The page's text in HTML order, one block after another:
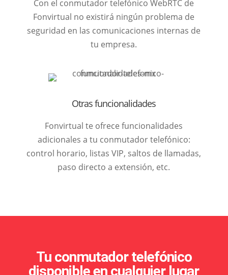
Con el conmutador telefónico WebRTC de
Fonvirtual no existirá ningún problema de
seguridad en las comunicaciones internas de
tu empresa.
Otras funcionalidades
Fonvirtual te ofrece funcionalidades
adicionales a tu conmutador telefónico:
control horario, listas VIP, saltos de llamadas,
paso directo a extensión, etc.
Tu conmutador telefónico
disponible en cualquier lugar